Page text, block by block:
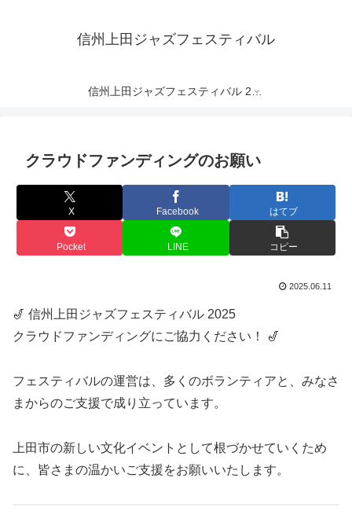
信州上田ジャズフェスティバル
信州上田ジャズフェスティバル 2025 ・supported by 軽井沢ピレネー・プリマヴェーラ
クラウドファンディングのお願い
X Facebook はてブ
Pocket LINE コピー
2025.06.11
🎷 信州上田ジャズフェスティバル 2025
クラウドファンディングにご協力ください！ 🎷
フェスティバルの運営は、多くのボランティアと、みなさ
まからのご支援で成り立っています。
上田市の新しい文化イベントとして根づかせていくため
に、皆さまの温かいご支援をお願いいたします。